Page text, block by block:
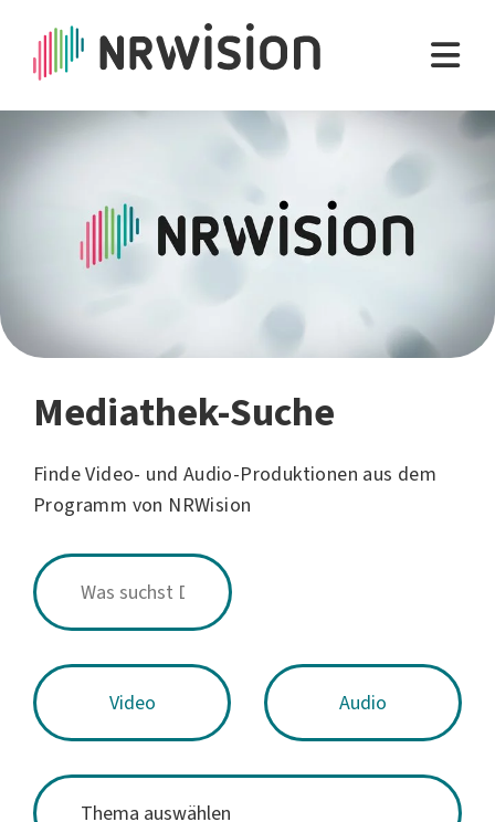
Mediathek-Suche
Finde Video- und Audio-Produktionen aus dem
Programm von NRWision
Video Audio